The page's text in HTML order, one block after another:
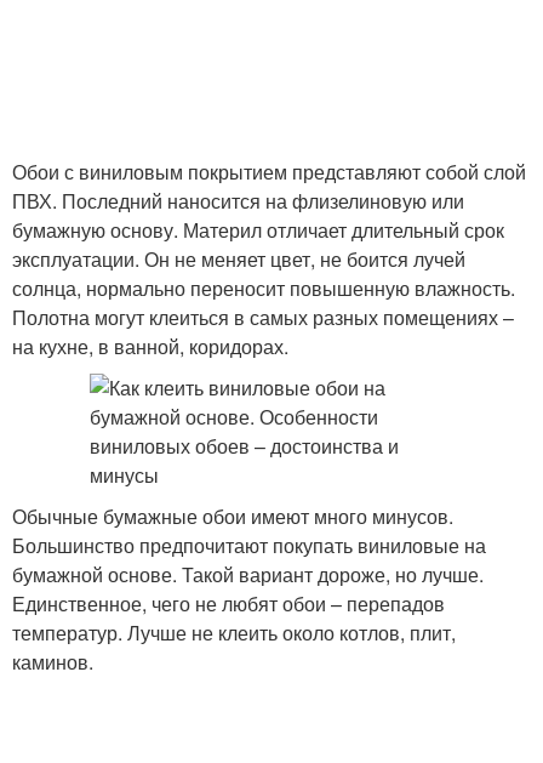
Обои с виниловым покрытием представляют собой слой
ПВХ. Последний наносится на флизелиновую или
бумажную основу. Материл отличает длительный срок
эксплуатации. Он не меняет цвет, не боится лучей
солнца, нормально переносит повышенную влажность.
Полотна могут клеиться в самых разных помещениях –
на кухне, в ванной, коридорах.
Обычные бумажные обои имеют много минусов.
Большинство предпочитают покупать виниловые на
бумажной основе. Такой вариант дороже, но лучше.
Единственное, чего не любят обои – перепадов
температур. Лучше не клеить около котлов, плит,
каминов.